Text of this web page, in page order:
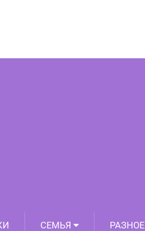
СЕМЬЯ РАЗНОЕ
смотрите и